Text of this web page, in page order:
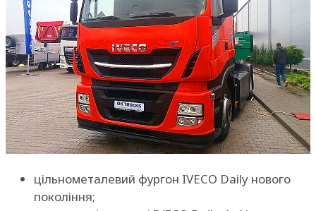
цільнометалевий фургон IVECO Daily нового
покоління;